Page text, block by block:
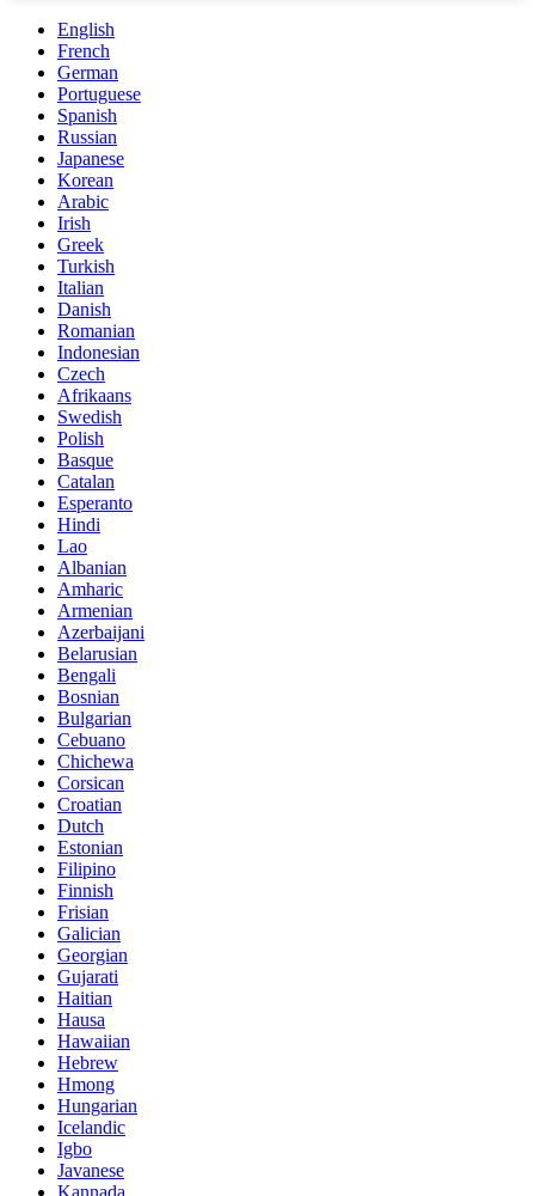
English
French
German
Portuguese
Spanish
Russian
Japanese
Korean
Arabic
Irish
Greek
Turkish
Italian
Danish
Romanian
Indonesian
Czech
Afrikaans
Swedish
Polish
Basque
Catalan
Esperanto
Hindi
Lao
Albanian
Amharic
Armenian
Azerbaijani
Belarusian
Bengali
Bosnian
Bulgarian
Cebuano
Chichewa
Corsican
Croatian
Dutch
Estonian
Filipino
Finnish
Frisian
Galician
Georgian
Gujarati
Haitian
Hausa
Hawaiian
Hebrew
Hmong
Hungarian
Icelandic
Igbo
Javanese